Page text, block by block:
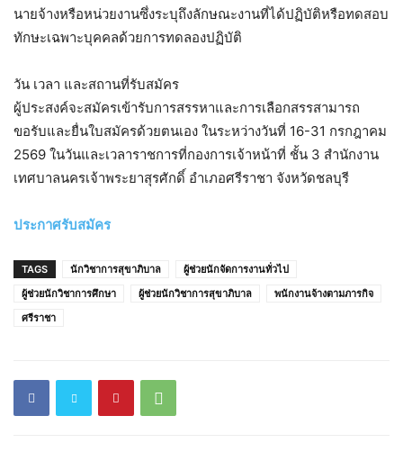
นายจ้างหรือหน่วยงานซึ่งระบุถึงลักษณะงานที่ได้ปฏิบัติหรือทดสอบ
ทักษะเฉพาะบุคคลด้วยการทดลองปฏิบัติ
วัน เวลา และสถานที่รับสมัคร
ผู้ประสงค์จะสมัครเข้ารับการสรรหาและการเลือกสรรสามารถ
ขอรับและยื่นใบสมัครด้วยตนเอง ในระหว่างวันที่ 16-31 กรกฎาคม
2569 ในวันและเวลาราชการที่กองการเจ้าหน้าที่ ชั้น 3 สำนักงาน
เทศบาลนครเจ้าพระยาสุรศักดิ์ อำเภอศรีราชา จังหวัดชลบุรี
ประกาศรับสมัคร
TAGS นักวิชาการสุขาภิบาล
ผู้ช่วยนักจัดการงานทั่วไป
ผู้ช่วยนักวิชาการศึกษา
ผู้ช่วยนักวิชาการสุขาภิบาล
พนักงานจ้างตามภารกิจ
ศรีราชา